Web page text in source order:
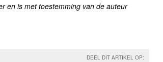
en is met toestemming van de auteur
DEEL DIT ARTIKEL OP: